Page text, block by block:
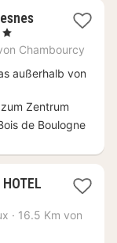
Chambourcy
außerhalb von
Zentrum
de Boulogne
· 16.5 Km von